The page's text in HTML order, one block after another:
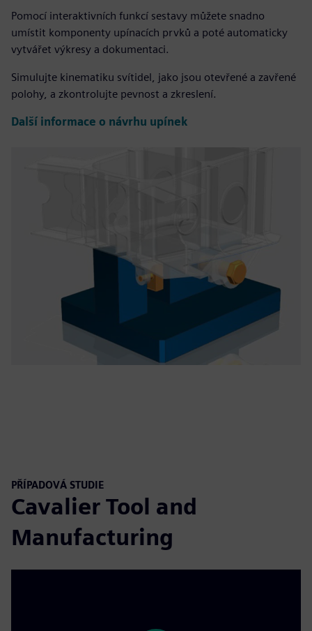
Pomocí interaktivních funkcí sestavy můžete snadno
umístit komponenty upínacích prvků a poté automaticky
vytvářet výkresy a dokumentaci.
Simulujte kinematiku svítidel, jako jsou otevřené a zavřené
polohy, a zkontrolujte pevnost a zkreslení.
Další informace o návrhu upínek
PŘÍPADOVÁ STUDIE
Cavalier Tool and
Manufacturing